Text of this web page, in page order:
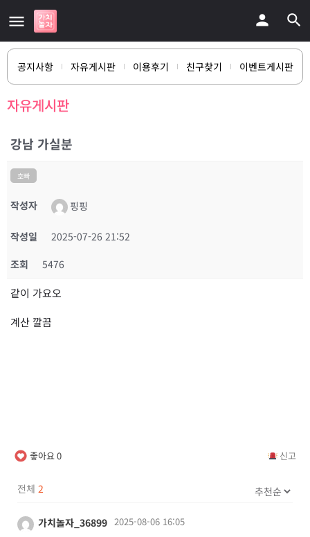
공지사항 자유게시판 이용후기 친구찾기 이벤트게시판
자유게시판
강남 가실분
호빠
작성자 핑핑
작성일
2025-07-26 21:52
조회
5476
같이 가요오
계산 깔끔
좋아요0 신고
전체 2
가치놀자_36899 2025-08-06 16:05